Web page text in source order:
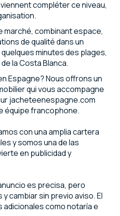
compléter ce niveau,
marché, combinant espace,
de qualité dans un
minutes des plages,
la Costa Blanca.
Espagne? Nous offrons un
qui vous accompagne
jacheteenespagne.com
équipe francophone.
con una amplia cartera
y somos una de las
en publicidad y
es precisa, pero
cambiar sin previo aviso. El
como notaría e